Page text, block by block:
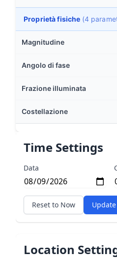
Proprietà fisiche (4
Magnitudine
Angolo di fase
Frazione illuminata
Costellazione
Time Settings
Data
Reset to Now
Location